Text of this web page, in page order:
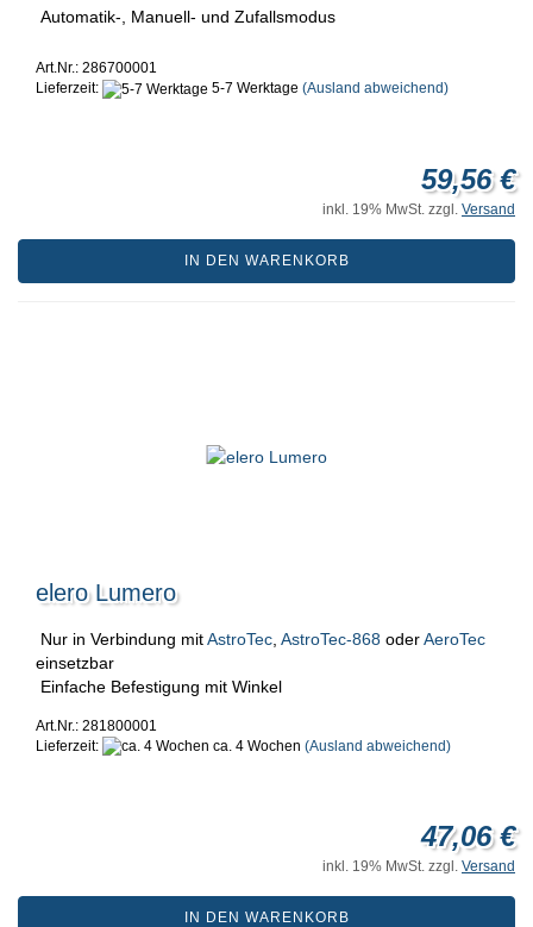
Automatik-, Manuell- und Zufallsmodus
Art.Nr.: 286700001
Lieferzeit:
5-7 Werktage (Ausland abweichend)
59,56 €
inkl. 19% MwSt. zzgl. Versand
IN DEN WARENKORB
elero Lumero
Nur in Verbindung mitAstroTec AstroTec-868 oderAeroTec
einsetzbar
Einfache Befestigung mit Winkel
Art.Nr.: 281800001
Lieferzeit:
ca. 4 Wochen (Ausland abweichend)
47,06 €
inkl. 19% MwSt. zzgl. Versand
IN DEN WARENKORB